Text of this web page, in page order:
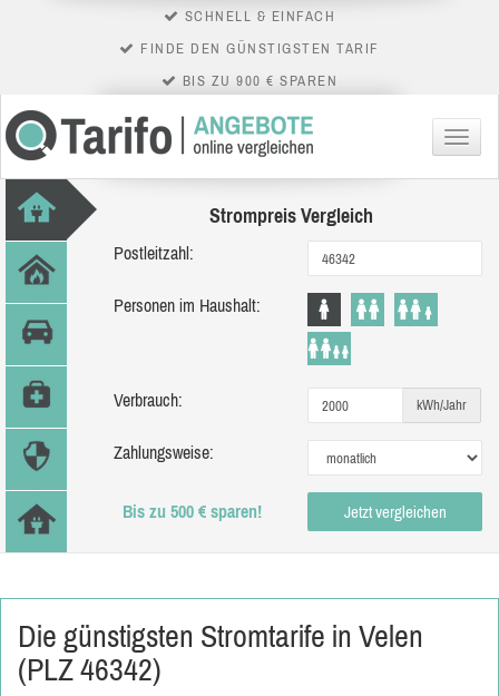
SCHNELL & EINFACH
FINDE DEN GÜNSTIGSTEN TARIF
BIS ZU 900 € SPAREN
Menü
Strompreis Vergleich
Postleitzahl:
Personen im Haushalt:
Verbrauch: kWh/Jahr
Zahlungsweise:
Bis zu 500 € sparen! Jetzt vergleichen
Die günstigsten Stromtarife in Velen
(PLZ 46342)